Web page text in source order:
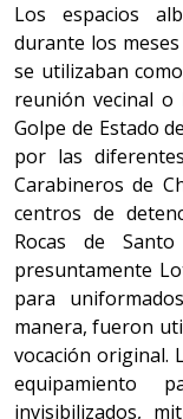
Los espacios
durante los
se utilizaban
reunión vecinal o
Golpe de Estado
por las
Carabineros de
centros de
Rocas de
presuntamente
para
manera, fueron
vocación original.
equipamiento
invisibilizados,